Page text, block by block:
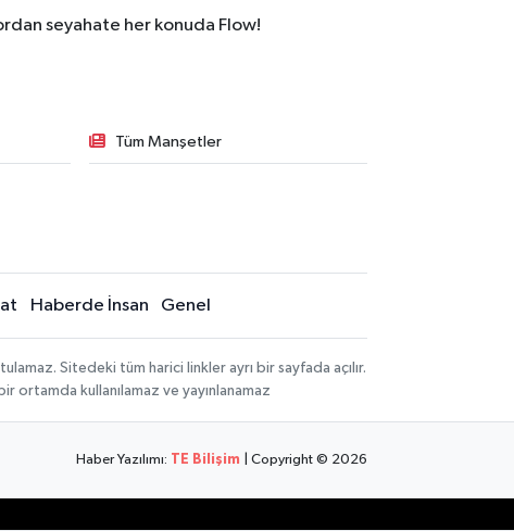
seyahate her konuda Flow!
Tüm Manşetler
Haberde İnsan Genel
Sitedeki tüm harici linkler ayrı bir sayfada açılır.
ortamda kullanılamaz ve yayınlanamaz
Haber Yazılımı: TE Bilişim | Copyright © 2026